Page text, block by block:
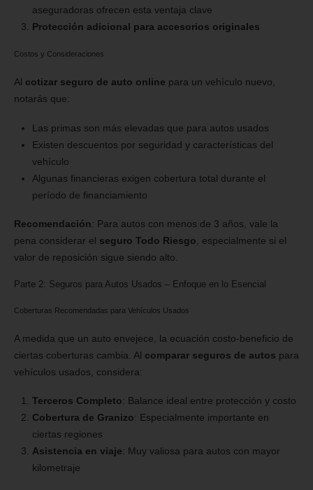
aseguradoras ofrecen esta ventaja clave
Protección adicional para accesorios originales
Costos y Consideraciones
Al cotizar seguro de auto online para un vehículo nuevo,
notarás que:
Las primas son más elevadas que para autos usados
Existen descuentos por seguridad y características del
vehículo
Algunas financieras exigen cobertura total durante el
período de financiamiento
Recomendación: Para autos con menos de 3 años, vale la
pena considerar el seguro Todo Riesgo , especialmente si el
valor de reposición sigue siendo alto.
Parte 2: Seguros para Autos Usados – Enfoque en lo Esencial
Coberturas Recomendadas para Vehículos Usados
A medida que un auto envejece, la ecuación costo-beneficio de
ciertas coberturas cambia. Al comparar seguros de autos para
vehículos usados, considera:
Terceros Completo: Balance ideal entre protección y costo
Cobertura de Granizo: Especialmente importante en
ciertas regiones
Asistencia en viaje: Muy valiosa para autos con mayor
kilometraje